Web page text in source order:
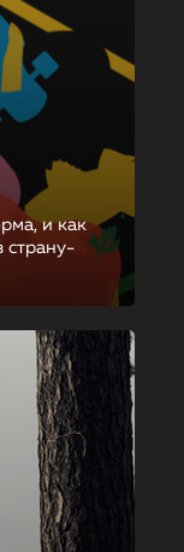
и как
страну-